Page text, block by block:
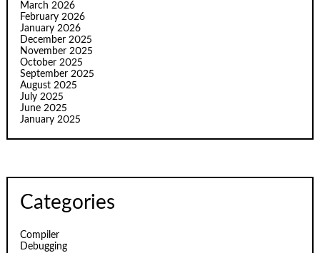
March 2026
February 2026
January 2026
December 2025
November 2025
October 2025
September 2025
August 2025
July 2025
June 2025
January 2025
Categories
Compiler
Debugging